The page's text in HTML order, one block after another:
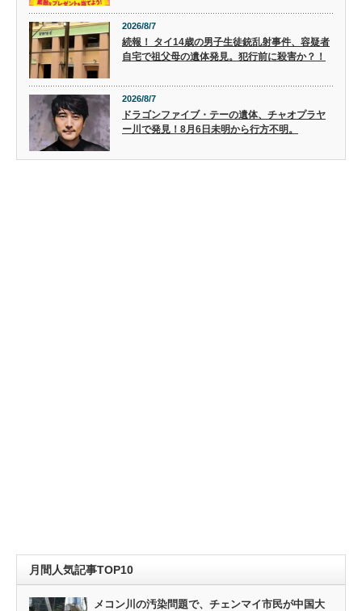
2026/8/7
続報！ タイ14歳の男子生徒銃乱射事件、容疑者
自宅で祖父母の遺体発見。犯行前に殺害か？！
2026/8/7
ドラゴンファイブ・テーの遺体、チャオプラヤ
ー川で発見！8月6日未明から行方不明。
月間人気記事TOP10
メコン川の汚染問題で、チェンマイ市民が中国大